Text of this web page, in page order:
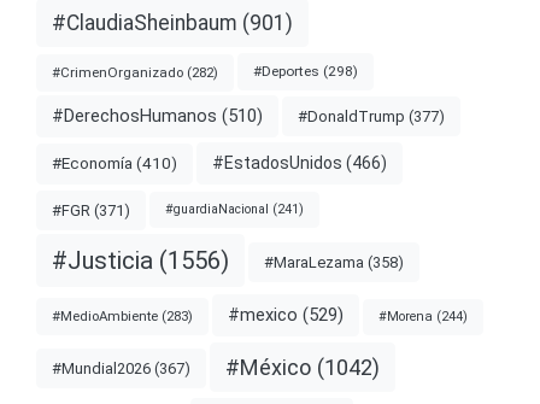
#ClaudiaSheinbaum (901)
#CrimenOrganizado (282) #Deportes (298)
#DerechosHumanos (510) #DonaldTrump (377)
#Economía (410) #EstadosUnidos (466)
#FGR (371) #guardiaNacional (241)
#Justicia (1556) #MaraLezama (358)
#MedioAmbiente (283) #mexico (529) #Morena (244)
#Mundial2026 (367) #México (1042)